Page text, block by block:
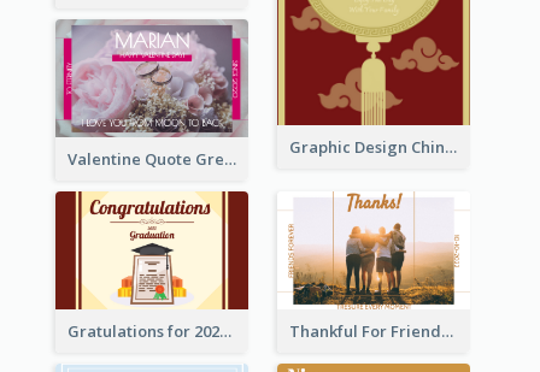
Graphic Design Chinese New Year Greeting Card With Decorations
Valentine Quote Greeting Card
Gratulations for 2020 Graduation Greeting Card Thankful For Friendship Greeting Card